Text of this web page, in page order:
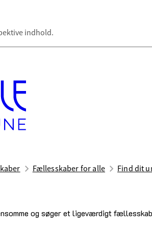
indhold.
Fællesskaber for alle Find dit
og søger et ligeværdigt